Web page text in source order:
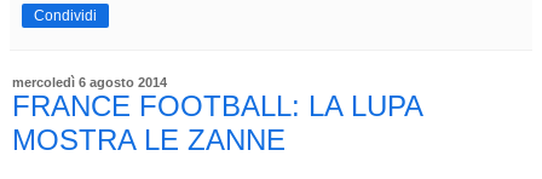
Condividi
mercoledì 6 agosto 2014
FRANCE FOOTBALL: LA LUPA
MOSTRA LE ZANNE